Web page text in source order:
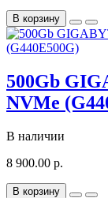
В корзину
500Gb
NVMe
В наличии
8 900.00 р.
В корзину